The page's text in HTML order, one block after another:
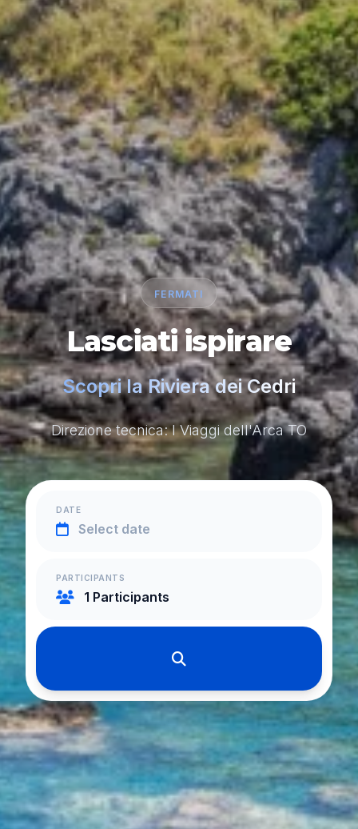
FERMATI
Lasciati ispirare
Scopri la Riviera dei Cedri
Direzione tecnica: I Viaggi dell'Arca TO
DATE
PARTICIPANTS
1 Participants